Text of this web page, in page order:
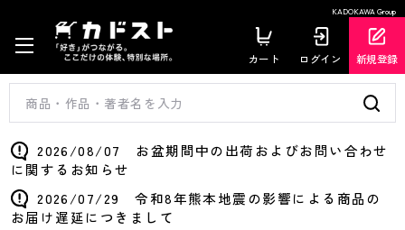
KADOKAWA Group
カート ログイン 新規登録
2026/08/07 お盆期間中の出荷およびお問い合わせ
に関するお知らせ
2026/07/29 令和8年熊本地震の影響による商品の
お届け遅延につきまして